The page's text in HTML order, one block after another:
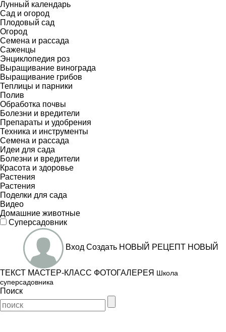
Лунный календарь
Сад и огород
Плодовый сад
Огород
Семена и рассада
Саженцы
Энциклопедия роз
Выращивание винограда
Выращивание грибов
Теплицы и парники
Полив
Обработка почвы
Болезни и вредители
Препараты и удобрения
Техника и инструменты
Семена и рассада
Идеи для сада
Болезни и вредители
Красота и здоровье
Растения
Растения
Поделки для сада
Видео
Домашние животные
Суперсадовник
Вход Создать НОВЫЙ РЕЦЕПТ НОВЫЙ
ТЕКСТ МАСТЕР-КЛАСС ФОТОГАЛЕРЕЯ Школа
суперсадовника
Поиск